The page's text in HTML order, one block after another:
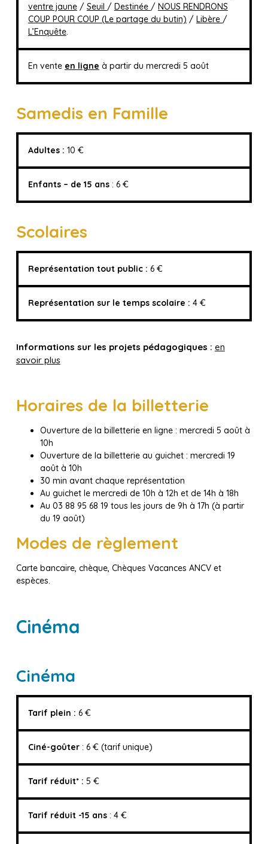
ventre jaune/ Seuil / Destinée / NOUS RENDRONS
COUP POUR COUP (Le partage du butin) / Libère /
L’Enquête.
En vente en ligne à partir du mercredi 5 août
Samedis en Famille
Adultes : 10 €
Enfants – de 15 ans: 6 €
Scolaires
Représentation tout public : 6 €
Représentation sur le temps scolaire : 4 €
Informations sur les projets pédagogiques : en
savoir plus
Horaires de la billetterie
Ouverture de la billetterie en ligne : mercredi 5 août à
10h
Ouverture de la billetterie au guichet : mercredi 19
août à 10h
30 min avant chaque représentation
Au guichet le mercredi de 10h à 12h et de 14h à 18h
Au 03 88 95 68 19 tous les jours de 9h à 17h (à partir
du 19 août)
Modes de règlement
Carte bancaire, chèque, Chèques Vacances ANCV et
espèces.
Cinéma
Cinéma
Tarif plein : 6 €
Ciné-goûter: 6 € (tarif unique)
Tarif réduit* : 5 €
Tarif réduit -15 ans: 4 €